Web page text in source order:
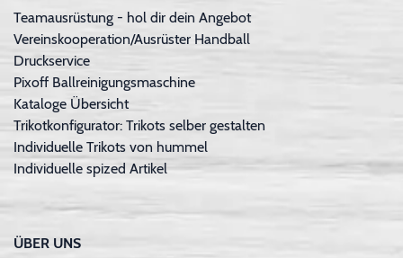
Teamausrüstung - hol dir dein Angebot
Vereinskooperation/Ausrüster Handball
Druckservice
Pixoff Ballreinigungsmaschine
Kataloge Übersicht
Trikotkonfigurator: Trikots selber gestalten
Individuelle Trikots von hummel
Individuelle spized Artikel
ÜBER UNS